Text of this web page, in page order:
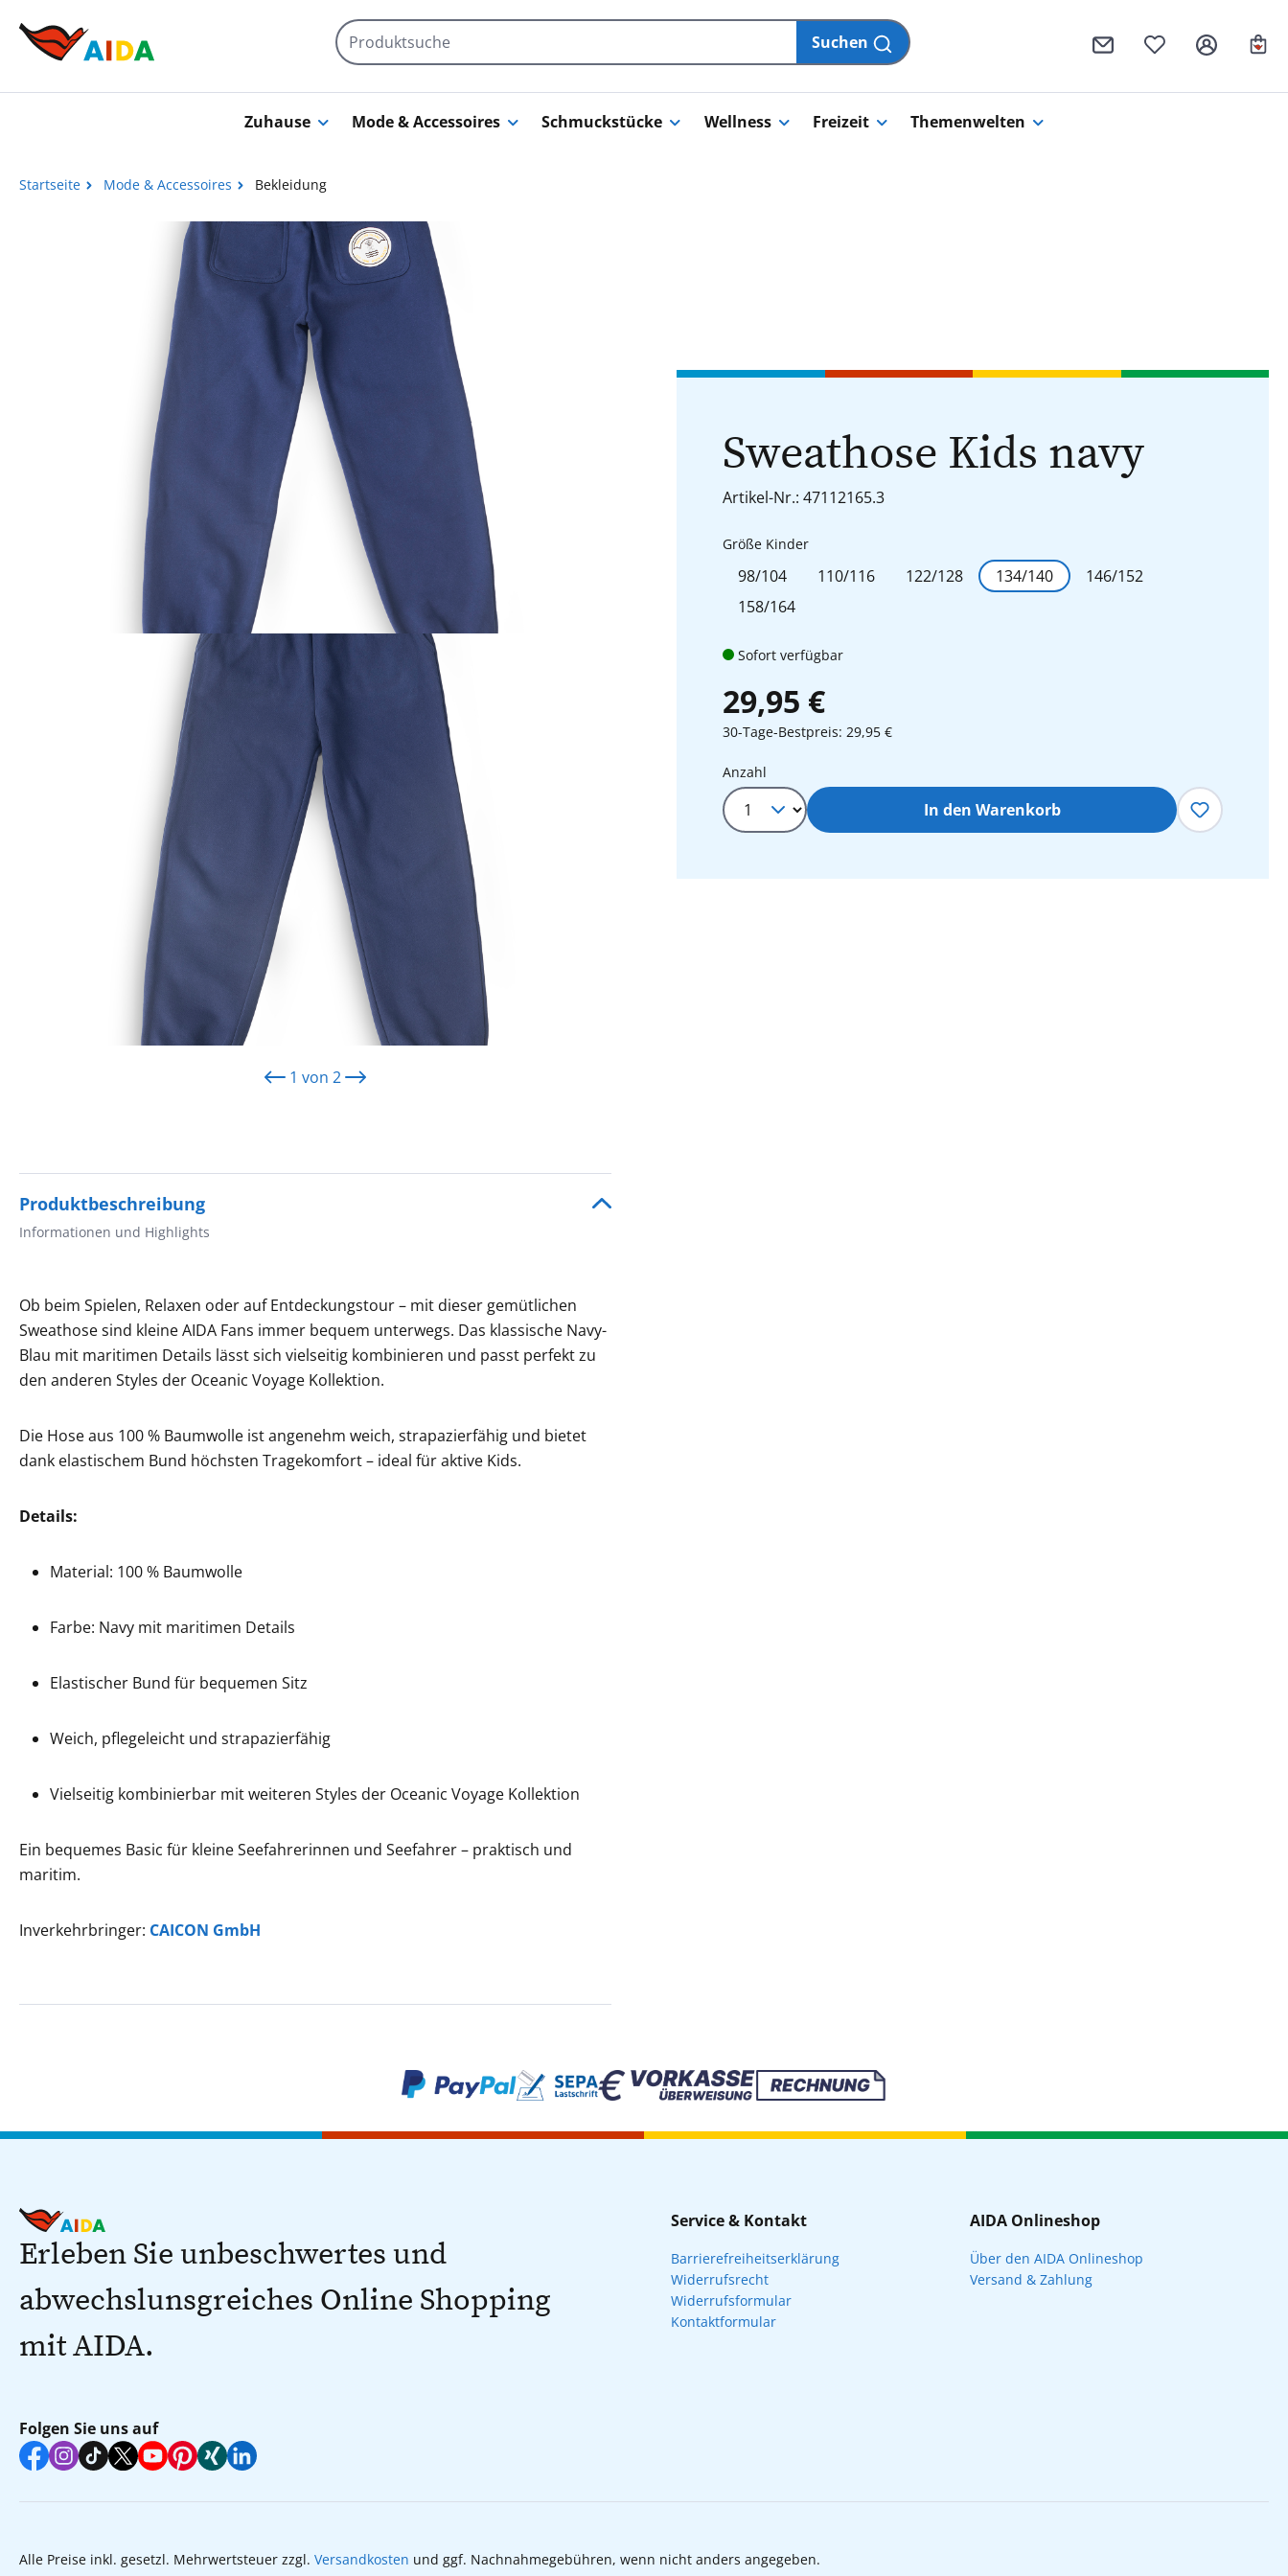
Suchen
Zuhause Mode & Accessoires Schmuckstücke Wellness Freizeit Themenwelten
Startseite Mode & Accessoires Bekleidung
Sweathose Kids navy
Artikel-Nr.: 47112165.3
Größe Kinderauswählen
98/104 110/116 122/128 134/140
146/152
158/164
Sofort verfügbar
29,95 €
30-Tage-Bestpreis: 29,95 €
Produkt Anzahl: Gib den gewünschten Wert ein
Anzahl
In den Warenkorb
Bildergalerie überspringen
1 von 2
Produktbeschreibung
Informationen und Highlights
Ob beim Spielen, Relaxen oder auf Entdeckungstour – mit dieser gemütlichen
Sweathose sind kleine AIDA Fans immer bequem unterwegs. Das klassische Navy-
Blau mit maritimen Details lässt sich vielseitig kombinieren und passt perfekt zu
den anderen Styles der Oceanic Voyage Kollektion.
Die Hose aus 100 % Baumwolle ist angenehm weich, strapazierfähig und bietet
dank elastischem Bund höchsten Tragekomfort – ideal für aktive Kids.
Details:
Material: 100 % Baumwolle
Farbe: Navy mit maritimen Details
Elastischer Bund für bequemen Sitz
Weich, pflegeleicht und strapazierfähig
Vielseitig kombinierbar mit weiteren Styles der Oceanic Voyage Kollektion
Ein bequemes Basic für kleine Seefahrerinnen und Seefahrer – praktisch und
maritim.
Inverkehrbringer: CAICON GmbH
Erleben Sie unbeschwertes und
abwechslunsgreiches Online Shopping
mit AIDA.
Folgen Sie uns auf
Service & Kontakt
Barrierefreiheitserklärung
Widerrufsrecht
Widerrufsformular
Kontaktformular
AIDA Onlineshop
Über den AIDA Onlineshop
Versand & Zahlung
Alle Preise inkl. gesetzl. Mehrwertsteuer zzgl. Versandkosten und ggf. Nachnahmegebühren, wenn nicht anders angegeben.